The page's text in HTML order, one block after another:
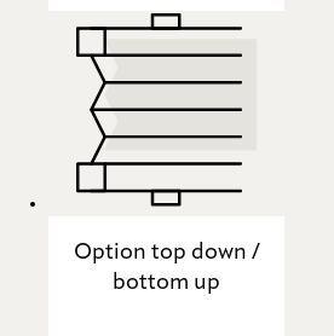
Option top down /
bottom up